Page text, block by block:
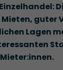
guter
Lagen
Mieter:innen.